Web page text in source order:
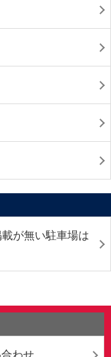
が無い駐車場は
わせ